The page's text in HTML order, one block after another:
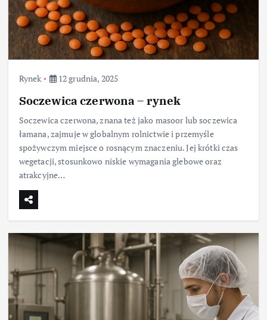
Rynek 12 grudnia, 2025
Soczewica czerwona – rynek
Soczewica czerwona, znana też jako masoor lub soczewica
łamana, zajmuje w globalnym rolnictwie i przemyśle
spożywczym miejsce o rosnącym znaczeniu. Jej krótki czas
wegetacji, stosunkowo niskie wymagania glebowe oraz
atrakcyjne…